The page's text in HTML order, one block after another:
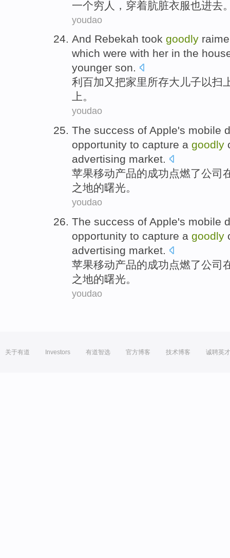
一个穷人 ，穿着肮脏衣服也进去
youdao
And Rebekah took goodly
which were with her in the
younger son.
利 百加又 把家里所存大儿子以扫
上。
youdao
The success of Apple's mobile
opportunity to capture a goodly
advertising market.
苹果移动产品的成功 点燃了公司
之地的曙光。
youdao
The success of Apple's mobile
opportunity to capture a goodly
advertising market.
苹果移动产品的成功 点燃了公司
之地的曙光。
youdao
关于有道 Investors 有道智选 官方博客 技术博客 诚聘英才